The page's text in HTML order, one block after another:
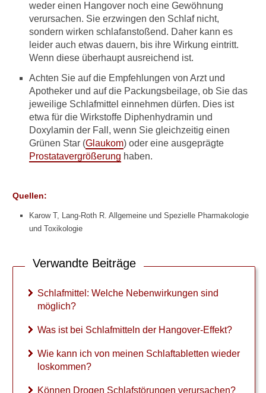
weder einen Hangover noch eine Gewöhnung
verursachen. Sie erzwingen den Schlaf nicht,
sondern wirken schlafanstoßend. Daher kann es
leider auch etwas dauern, bis ihre Wirkung eintritt.
Wenn diese überhaupt ausreichend ist.
Achten Sie auf die Empfehlungen von Arzt und
Apotheker und auf die Packungsbeilage, ob Sie das
jeweilige Schlafmittel einnehmen dürfen. Dies ist
etwa für die Wirkstoffe Diphenhydramin und
Doxylamin der Fall, wenn Sie gleichzeitig einen
Grünen Star (Glaukom) oder eine ausgeprägte
Prostatavergrößerung haben.
Quellen:
Karow T, Lang-Roth R. Allgemeine und Spezielle Pharmakologie
und Toxikologie
Verwandte Beiträge
Schlafmittel: Welche Nebenwirkungen sind
möglich?
Was ist bei Schlafmitteln der Hangover-Effekt?
Wie kann ich von meinen Schlaftabletten wieder
loskommen?
Können Drogen Schlafstörungen verursachen?